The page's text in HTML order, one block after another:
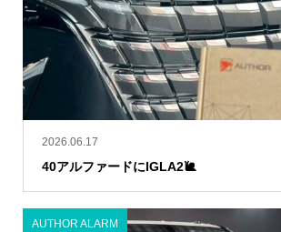
2026.06.17
40アルファードにIGLA2🐌
AUTHOR ALARM